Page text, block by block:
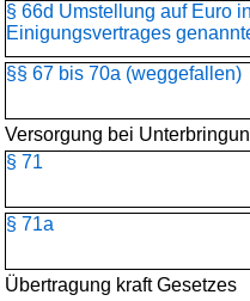
§ 66d Umstellung auf Euro
Einigungsvertrages
§§ 67 bis 70a (weggefallen)
Versorgung bei
§ 71
§ 71a
Übertragung kraft Gesetzes